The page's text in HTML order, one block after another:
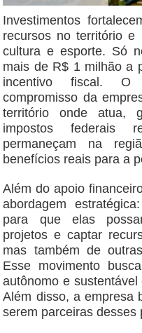
Investimentos
recursos no território e
cultura e esporte. Só
mais de R$ 1 milhão a
incentivo fiscal. O
compromisso da
território onde atua,
impostos federais
permaneçam na
benefícios reais para a
Além do apoio
abordagem
para que elas
projetos e captar
mas também de
Esse movimento
autônomo e
Além disso, a empresa
serem parceiras desses